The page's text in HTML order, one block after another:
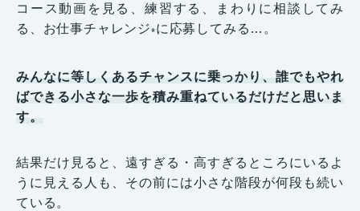
コース動画を見る、練習する、まわりに相談してみ
る、お仕事チャレンジ*に応募してみる…。
みんなに等しくあるチャンスに乗っかり、誰でもやれ
ばできる小さな一歩を積み重ねているだけだと思いま
す。
結果だけ見ると、遠すぎる・高すぎるところにいるよ
うに見える人も、その前には小さな階段が何段も続い
ている。